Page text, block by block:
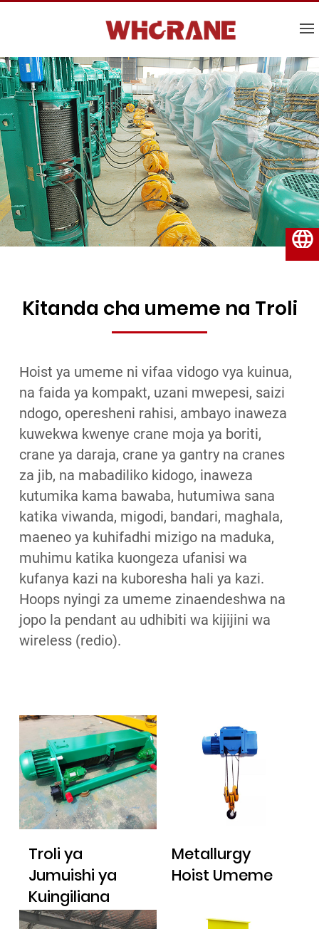
Kitanda cha umeme na Troli
Hoist ya umeme ni vifaa vidogo vya kuinua,
na faida ya kompakt, uzani mwepesi, saizi
ndogo, operesheni rahisi, ambayo inaweza
kuwekwa kwenye crane moja ya boriti,
crane ya daraja, crane ya gantry na cranes
za jib, na mabadiliko kidogo, inaweza
kutumika kama bawaba, hutumiwa sana
katika viwanda, migodi, bandari, maghala,
maeneo ya kuhifadhi mizigo na maduka,
muhimu katika kuongeza ufanisi wa
kufanya kazi na kuboresha hali ya kazi.
Hoops nyingi za umeme zinaendeshwa na
jopo la pendant au udhibiti wa kijijini wa
wireless (redio).
Troli ya
Jumuishi ya
Kuingiliana
mara mbili
Metallurgy
Hoist Umeme
Kiswahili